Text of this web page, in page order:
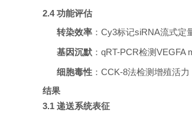
2.4 功能评估
转染效率 ：Cy3标记siRNA流式
基因沉默 ：qRT-PCR检测VEGFA
细胞毒性 ：CCK-8法检测增殖活
‌结果‌
3.1 递送系统表征